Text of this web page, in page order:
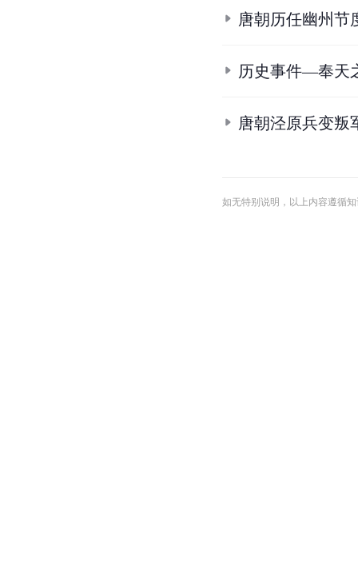
唐朝历任幽州节
历史事件—奉天
唐朝泾原兵变叛
如无特别说明，以上内容遵循